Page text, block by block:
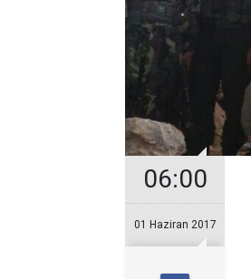
06:00
01 Haziran 2017